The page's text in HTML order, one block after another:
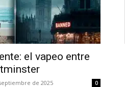
el vapeo entre
de 2025 0